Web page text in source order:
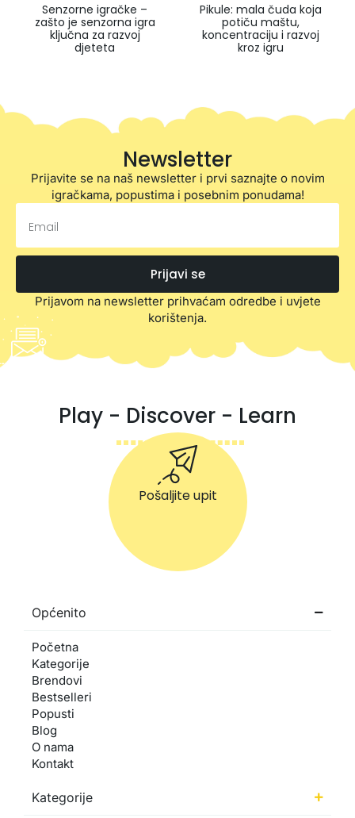
Senzorne igračke –
zašto je senzorna igra
ključna za razvoj
djeteta
Pikule: mala čuda koja
potiču maštu,
koncentraciju i razvoj
kroz igru
Newsletter
Prijavite se na naš newsletter i prvi saznajte o novim
igračkama, popustima i posebnim ponudama!
Prijavi se
Prijavom na newsletter prihvaćam odredbe i uvjete
korištenja.
Play - Discover - Learn
Pošaljite upit
Općenito
Početna
Kategorije
Brendovi
Bestselleri
Popusti
Blog
O nama
Kontakt
Kategorije